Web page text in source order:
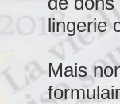
lingerie
Mais